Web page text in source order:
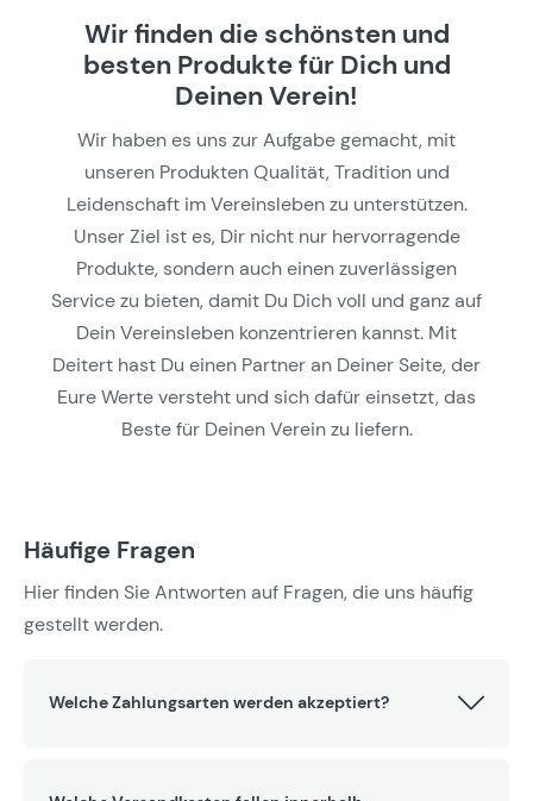
Wir finden die schönsten und
besten Produkte für Dich und
Deinen Verein!
Wir haben es uns zur Aufgabe gemacht, mit
unseren Produkten Qualität, Tradition und
Leidenschaft im Vereinsleben zu unterstützen.
Unser Ziel ist es, Dir nicht nur hervorragende
Produkte, sondern auch einen zuverlässigen
Service zu bieten, damit Du Dich voll und ganz auf
Dein Vereinsleben konzentrieren kannst. Mit
Deitert hast Du einen Partner an Deiner Seite, der
Eure Werte versteht und sich dafür einsetzt, das
Beste für Deinen Verein zu liefern.
Häufige Fragen
Hier finden Sie Antworten auf Fragen, die uns häufig
gestellt werden.
Welche Zahlungsarten werden akzeptiert?